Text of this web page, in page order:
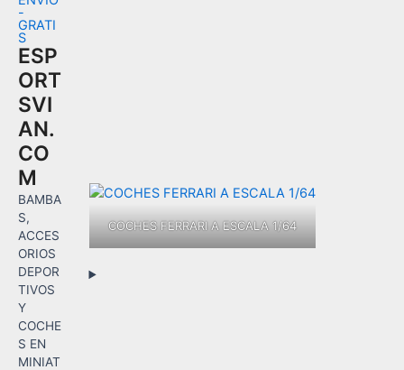
ESP
ORT
SVI
AN.
CO
M
BAMBA
S,
ACCES
ORIOS
DEPOR
TIVOS
Y
COCHE
S EN
MINIAT
COCHES FERRARI A ESCALA 1/64